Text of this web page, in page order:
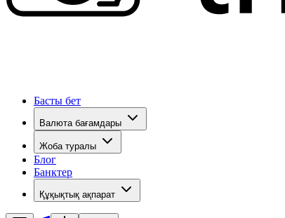
Басты бет
Валюта бағамдары
Жоба туралы
Блог
Банктер
Құқықтық ақпарат